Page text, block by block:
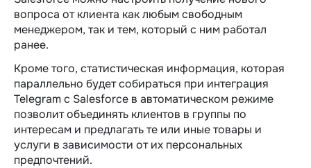
вопроса от клиента как любым свободным
менеджером, так и тем, который с ним работал
ранее.
Кроме того, статистическая информация, которая
параллельно будет собираться при интеграция
Telegram c Salesforce в автоматическом режиме
позволит объединять клиентов в группы по
интересам и предлагать те или иные товары и
услуги в зависимости от их персональных
предпочтений.